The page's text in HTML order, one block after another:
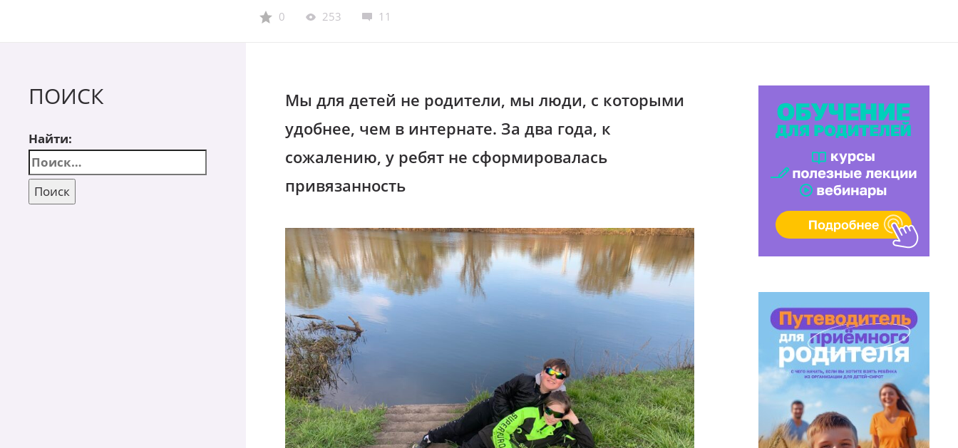
0 253 11
ПОИСК
Найти:
Мы для детей не родители, мы люди, с которыми
удобнее, чем в интернате. За два года, к
сожалению, у ребят не сформировалась
привязанность